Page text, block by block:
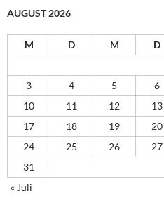
AUGUST 2026
M D M D
3
4 5 6
10
11 12 13
17
18 19 20
24
25 26 27
31
« Juli